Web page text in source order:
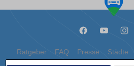
Ratgeber FAQ Presse Städte